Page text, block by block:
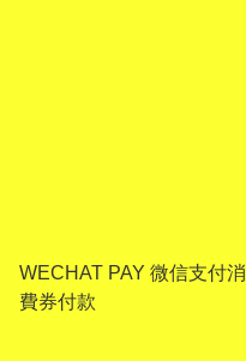
WECHAT PAY 微信支付消
費券付款